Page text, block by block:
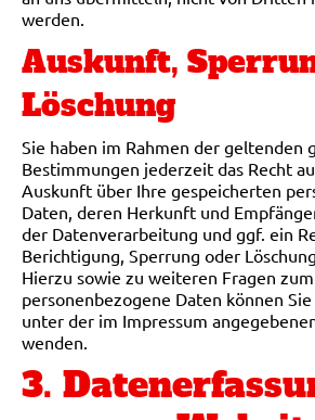
werden.
Auskunft,
Löschung
Sie haben im Rahmen der geltenden
Bestimmungen jederzeit das Recht
Auskunft über Ihre gespeicherten
Daten, deren Herkunft und
der Datenverarbeitung und ggf. ein
Berichtigung, Sperrung oder
Hierzu sowie zu weiteren Fragen
personenbezogene Daten können
unter der im Impressum
wenden.
3.